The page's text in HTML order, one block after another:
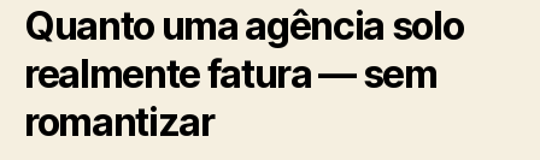
Quanto uma agência solo
realmente fatura — sem
romantizar